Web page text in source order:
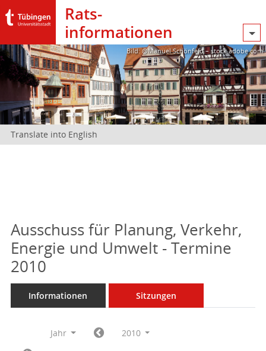
Rats­
informationen
Bild: @Manuel Schönfeld – stock.adobe.com
Translate into English
Ausschuss für Planung, Verkehr,
Energie und Umwelt - Termine
2010
Informationen Sitzungen
Jahr 2010